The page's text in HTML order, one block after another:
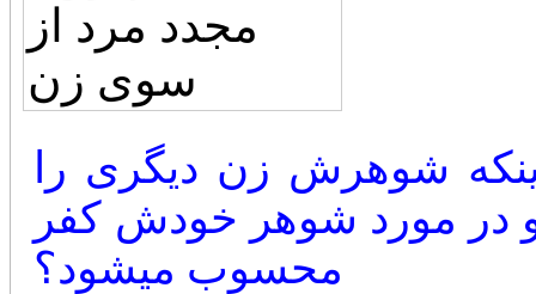
شوهرش زن دیگری را
او در مورد شوهر خودش کفر
محسوب میشود؟